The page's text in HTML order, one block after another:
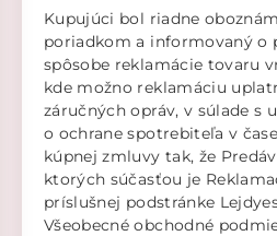
Kupujúci bol riadne
poriadkom a informovaný o
spôsobe reklamácie tovaru
kde možno reklamáciu
záručných opráv, v súlade s
o ochrane spotrebiteľa v
kúpnej zmluvy tak, že
ktorých súčasťou je
príslušnej podstránke
Všeobecné obchodné